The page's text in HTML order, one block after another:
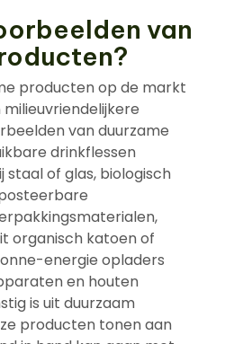
van
producten op de markt
van duurzame
drinkflessen
of glas, biologisch
organisch katoen of
energie opladers
en houten
is uit duurzaam
producten tonen aan